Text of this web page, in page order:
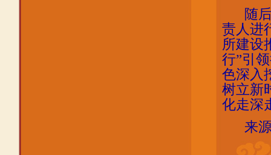
随
责人进
所建设
行”引
色深入
树立新
化走深
来